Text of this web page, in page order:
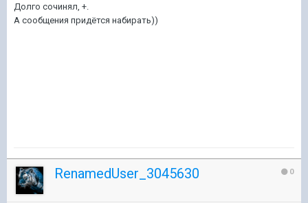
Долго сочинял, +.
А сообщения придётся набирать))
0
RenamedUser_3045630